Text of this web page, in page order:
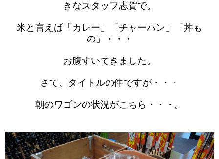
きなスタッフ志賀で。
米と言えば「カレー」「チャーハン」「丼も
の」・・・
お腹すいてきました。
さて、タイトルの件ですが・・・
朝のワゴンの状況がこちら・・・。